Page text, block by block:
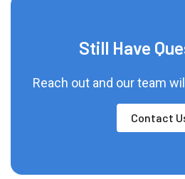
Still Have
Reach out and our team
Contact